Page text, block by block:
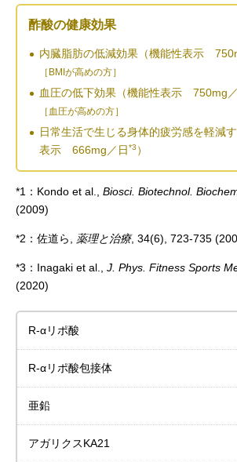
酢酸の健康効果
内臓脂肪の低減効果（機能性表示
［BMIが高めの方］
血圧の低下効果（機能性表示 750mg
［血圧が高めの方］
日常生活で生じる身体的疲労感を軽減
表示 666mg／日*3 ）
*1：Kondo et al., Biosci. Biotechnol.
(2009)
*2：佐道ら, 薬理と治療, 34(6), 723-735
*3：Inagaki et al., J. Phys. Fitness Sports
(2020)
R-αリポ酸
R-αリポ酸包接体
亜鉛
アガリクスKA21